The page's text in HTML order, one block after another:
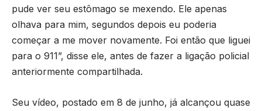
pude ver seu estômago se mexendo. Ele apenas
olhava para mim, segundos depois eu poderia
começar a me mover novamente. Foi então que liguei
para o 911”, disse ele, antes de fazer a ligação policial
anteriormente compartilhada.
Seu vídeo, postado em 8 de junho, já alcançou quase